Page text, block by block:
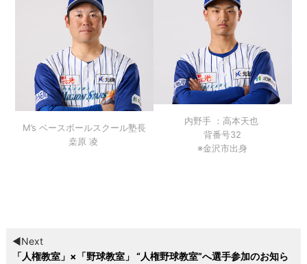
M’s ベースボールスクール塾長
桒原 凌
内野手 ：高本天也
背番号32
※金沢市出身
◀︎Next
「人権教室」×「野球教室」 “人権野球教室”へ選手参加のお知ら